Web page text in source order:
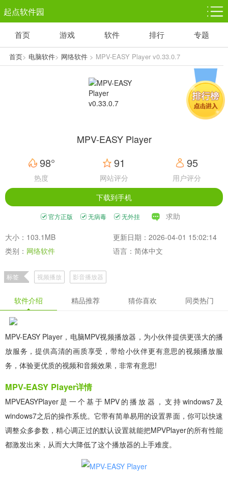
起点软件园
塔防游戏
1千+款游戏
休闲益智
1万+款游戏
体育竞技
5百+款游戏
赛车竞速
3百+款游戏
动作射击
3百+款游戏
首页 游戏 软件 排行 专题
首页> 电脑软件> 网络软件> MPV-EASY Player v0.33.0.7
MPV-EASY Player
98°
热度
91
网站评分
95
用户评分
下载到手机
官方正版 无病毒 无外挂 求助
大小：103.1MB
更新日期：2026-04-01 15:02:14
类别： 网络软件 语言：简体中文
标签 视频播放 影音播放器
软件介绍 精品推荐 猜你喜欢 同类热门
MPV-EASY Player，电脑MPV视频播放器，为小伙伴提供更强大的播
放服务，提供高清的画质享受，带给小伙伴更有意思的视频播放服
务，体验更优质的视频和音频效果，非常有意思!
MPV-EASY Player详情
MPVEASYPlayer是一个基于MPV的播放器，支持windows7及
windows7之后的操作系统。它带有简单易用的设置界面，你可以快速
调整众多参数，精心调正过的默认设置就能把MPVPlayer的所有性能
都激发出来，从而大大降低了这个播放器的上手难度。